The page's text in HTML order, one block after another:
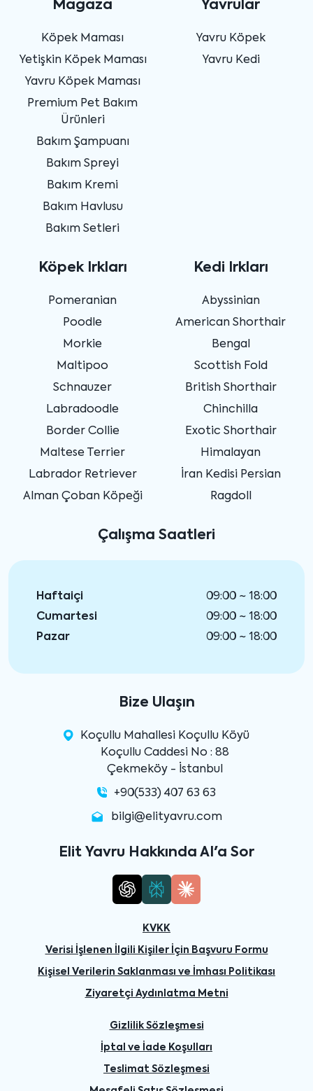
Mağaza
Köpek Maması
Yetişkin Köpek Maması
Yavru Köpek Maması
Premium Pet Bakım
Ürünleri
Bakım Şampuanı
Bakım Spreyi
Bakım Kremi
Bakım Havlusu
Bakım Setleri
Yavrular
Yavru Köpek
Yavru Kedi
Köpek Irkları
Pomeranian
Poodle
Morkie
Maltipoo
Schnauzer
Labradoodle
Border Collie
Maltese Terrier
Labrador Retriever
Alman Çoban Köpeği
Kedi Irkları
Abyssinian
American Shorthair
Bengal
Scottish Fold
British Shorthair
Chinchilla
Exotic Shorthair
Himalayan
İran Kedisi Persian
Ragdoll
Çalışma Saatleri
Haftaiçi
09:00 ~ 18:00
Cumartesi
09:00 ~ 18:00
Pazar
09:00 ~ 18:00
Bize Ulaşın
Koçullu Mahallesi Koçullu Köyü
Koçullu Caddesi No : 88
Çekmeköy - İstanbul
+90(533) 407 63 63
bilgi@elityavru.com
Elit Yavru Hakkında AI'a Sor
KVKK
Verisi İşlenen İlgili Kişiler İçin Başvuru Formu
Kişisel Verilerin Saklanması ve İmhası Politikası
Ziyaretçi Aydınlatma Metni
Gizlilik Sözleşmesi
İptal ve İade Koşulları
Teslimat Sözleşmesi